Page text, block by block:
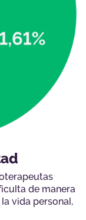
de manera
vida personal,